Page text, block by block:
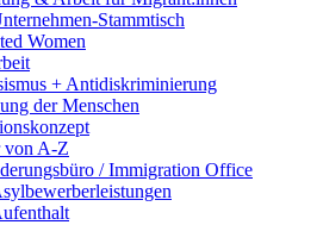
Stammtisch
Women
+ Antidiskriminierung
der Menschen
von A-Z
/ Immigration Office